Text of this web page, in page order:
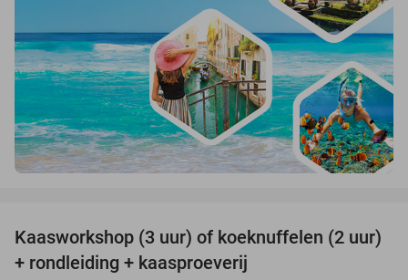
45%
Kaasworkshop (3 uur) of koeknuffelen (2 uur)
+ rondleiding + kaasproeverij